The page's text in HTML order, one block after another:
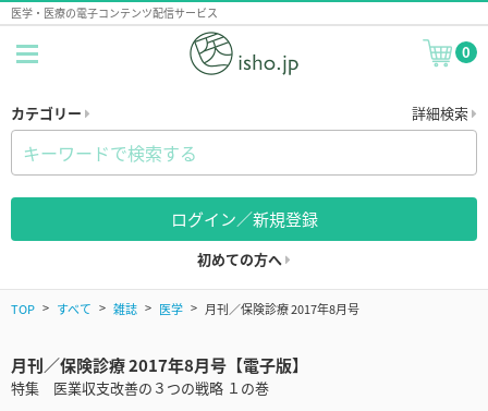
医学・医療の電子コンテンツ配信サービス
0
カテゴリー 詳細検索
ログイン／新規登録
初めての方へ
TOP すべて 雑誌 医学 月刊／保険診療 2017年8月号
月刊／保険診療 2017年8月号【電子版】
特集 医業収支改善の３つの戦略 １の巻